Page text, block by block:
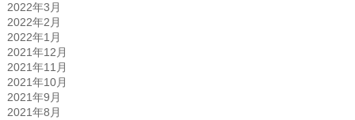
2022年3月
2022年2月
2022年1月
2021年12月
2021年11月
2021年10月
2021年9月
2021年8月